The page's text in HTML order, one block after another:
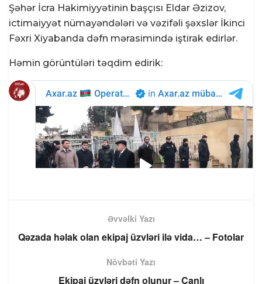
Şəhər İcra Hakimiyyətinin başçısı Eldar Əzizov,
ictimaiyyət nümayəndələri və vəzifəli şəxslər İkinci
Fəxri Xiyabanda dəfn mərasimində iştirak edirlər.
Həmin görüntüləri təqdim edirik:
Əvvəlki Yazı
Qəzada həlak olan ekipaj üzvləri ilə vida… – Fotolar
Növbəti Yazı
Ekipaj üzvləri dəfn olunur – Canlı